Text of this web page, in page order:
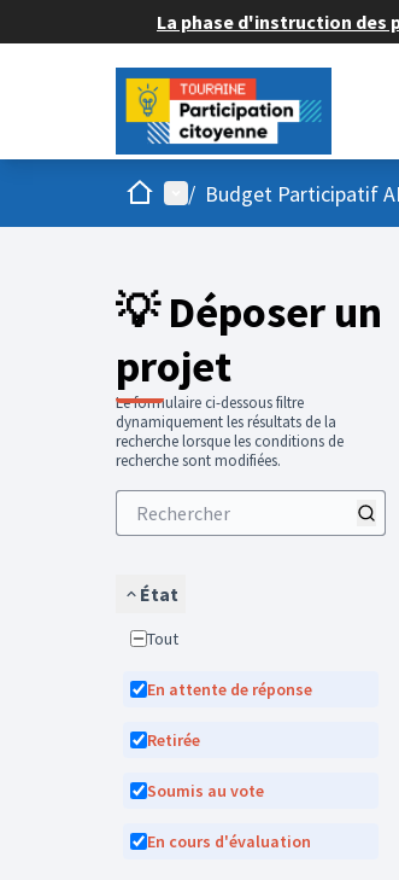
La phase d'instruction des
AccueilMenu principal
/ Budget Participatif
💡 Déposer un
projet
Le formulaire ci-dessous filtre
dynamiquement les résultats de la
recherche lorsque les conditions de
recherche sont modifiées.
État
Tout
En attente de réponse
Retirée
Soumis au vote
En cours d'évaluation